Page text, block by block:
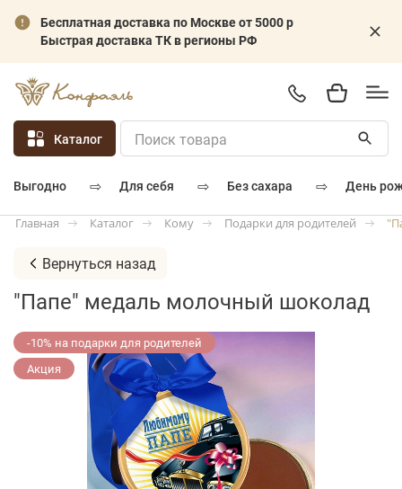
Бесплатная доставка по Москве от 5000 р
Быстрая доставка ТК в регионы РФ
Каталог
выгодно ⇨ для себя ⇨ без сахара ⇨ день
Главная Каталог Кому Подарки для родителей
Вернуться назад
"Папе" медаль молочный шоколад
-10% на подарки для родителей
Акция